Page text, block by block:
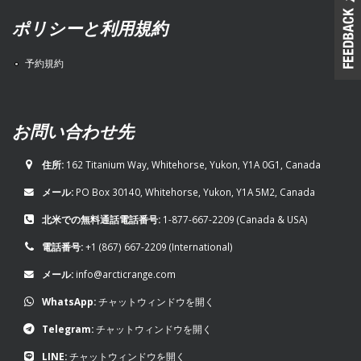
ポリシーと利用規約
予約規約
お問い合わせ先
住所: 162 Titanium Way, Whitehorse, Yukon, Y1A 0G1, Canada
メール: PO Box 30140, Whitehorse, Yukon, Y1A 5M2, Canada
北米での無料通話電話番号: 1-877-667-2209 (Canada & USA)
電話番号:+1 (867) 667-2209 (International)
メール: info@arcticrange.com
WhatsApp:チャットウィンドウを開く
Telegram:チャットウィンドウを開く
LINE:チャットウィンドウを開く